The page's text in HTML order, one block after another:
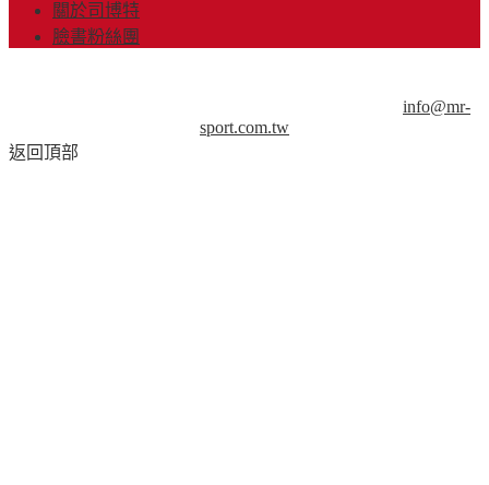
關於司博特
臉書粉絲團
info@mr-
sport.com.tw
返回頂部